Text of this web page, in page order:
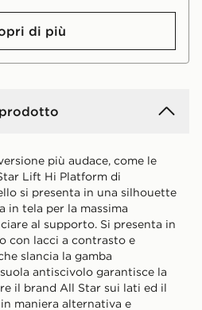
di più
più audace, come le
Lift Hi Platform di
si presenta in una silhouette
in tela per la massima
al supporto. Si presenta in
con lacci a contrasto e
slancia la gamba
antiscivolo garantisce la
il brand All Star sui lati ed il
maniera alternativa e